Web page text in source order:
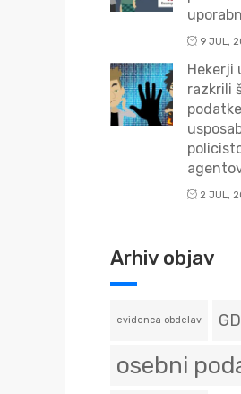
9 JUL,
Hekerji
razkrili
2 JUL,
Arhiv objav
evidenca obdelav
osebni